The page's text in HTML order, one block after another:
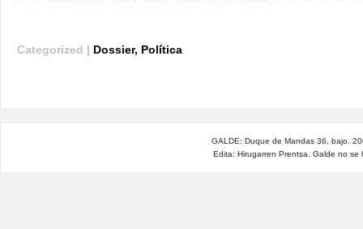
Categorized | Dossier, Política
GALDE: Duque de Mandas 36, bajo.
Edita: Hirugarren Prentsa. Galde no